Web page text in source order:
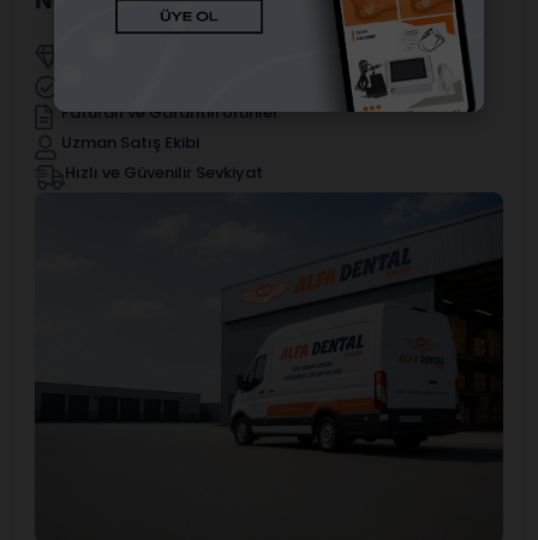
Faturalı ve Garantili Ürünler
Uzman Satış Ekibi
Hızlı ve Güvenilir Sevkiyat